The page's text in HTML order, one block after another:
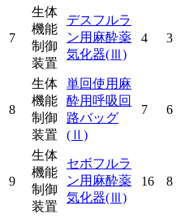
7
生体
機能
制御
装置
デスフルラ
ン用麻酔薬
気化器(Ⅲ)
4 3
8
生体
機能
制御
装置
単回使用麻
酔用呼吸回
路バッグ
(Ⅱ)
7 6
9
生体
機能
制御
装置
セボフルラ
ン用麻酔薬
気化器(Ⅲ)
16 8